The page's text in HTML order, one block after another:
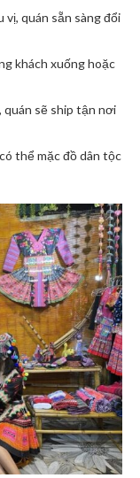
vị, quán sẵn sàng đổi
khách xuống hoặc
quán sẽ ship tận nơi
thể mặc đồ dân tộc